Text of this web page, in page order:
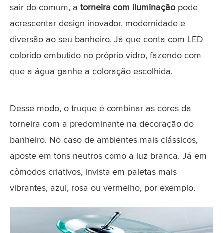
sair do comum, a torneira com iluminaçãopode
acrescentar design inovador, modernidade e
diversão ao seu banheiro. Já que conta com LED
colorido embutido no próprio vidro, fazendo com
que a água ganhe a coloração escolhida.
Desse modo, o truque é combinar as cores da
torneira com a predominante na decoração do
banheiro. No caso de ambientes mais clássicos,
aposte em tons neutros como a luz branca. Já em
cômodos criativos, invista em paletas mais
vibrantes, azul, rosa ou vermelho, por exemplo.